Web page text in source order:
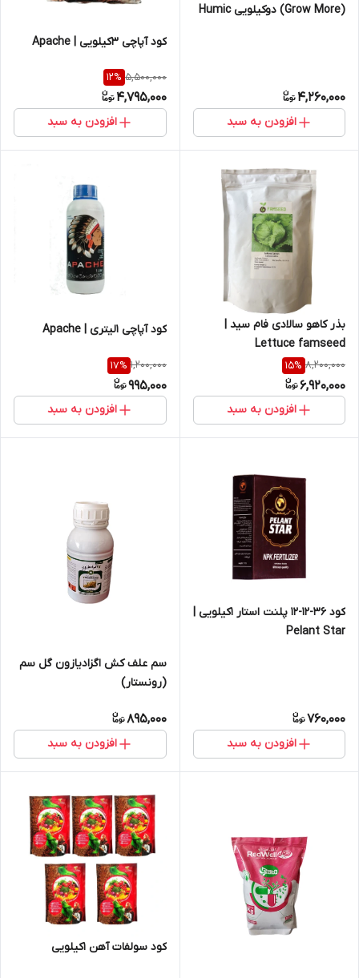
(Grow More) دوکیلویی Humic
4,260,000
افزودن به سبد
کود آپاچی 3کیلویی | Apache
5,500,000
12%
4,795,000
افزودن به سبد
بذر کاهو سالادی فام سید |
Lettuce famseed
8,200,000
15%
6,920,000
افزودن به سبد
کود آپاچی 1لیتری | Apache
1,200,000
17%
995,000
افزودن به سبد
کود 36-12-12 پلنت استار 1کیلویی |
Pelant Star
760,000
افزودن به سبد
سم علف کش اگزادیازون گل سم
(رونستار)
895,000
افزودن به سبد
کود سولفات آهن 1کیلویی